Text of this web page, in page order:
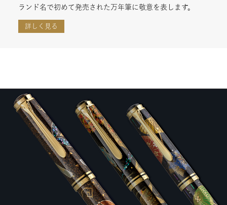
ランド名で初めて発売された万年筆に敬意を表します。
詳しく見る